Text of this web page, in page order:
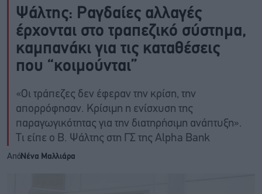
Ψάλτης: Ραγδαίες αλλαγές
έρχονται στο τραπεζικό σύστημα,
καμπανάκι για τις καταθέσεις
που “κοιμούνται”
«Οι τράπεζες δεν έφεραν την κρίση, την
απορρόφησαν. Κρίσιμη η ενίσχυση της
παραγωγικότητας για την διατηρήσιμη ανάπτυξη».
Τι είπε ο Β. Ψάλτης στη ΓΣ της Alpha Bank
ΑπόΝένα Μαλλιάρα